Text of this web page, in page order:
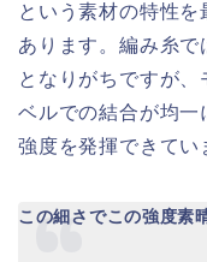
という素材の特性
あります。編み糸
となりがちですが
ベルでの結合が均一
強度を発揮できてい
この細さでこの強度素